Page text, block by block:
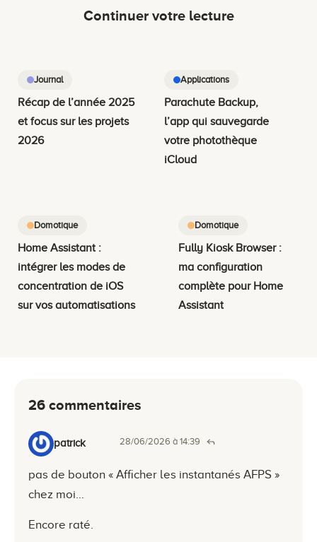
Continuer votre lecture
Journal
Récap de l’année 2025
et focus sur les projets
2026
Applications
Parachute Backup,
l’app qui sauvegarde
votre photothèque
iCloud
Domotique
Home Assistant :
intégrer les modes de
concentration de iOS
sur vos automatisations
Domotique
Fully Kiosk Browser :
ma configuration
complète pour Home
Assistant
26 commentaires
patrick 28/06/2026 à 14:39
pas de bouton « Afficher les instantanés AFPS »
chez moi…
Encore raté.